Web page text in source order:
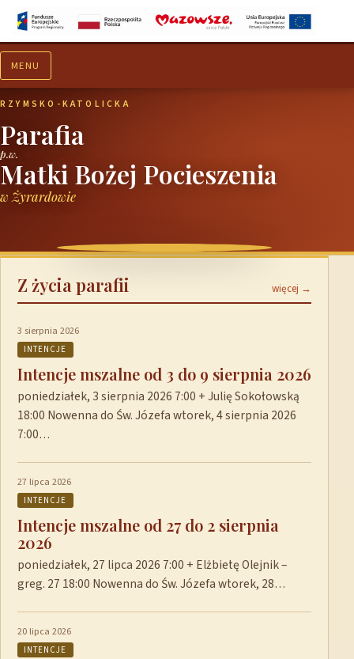
MENU
RZYMSKO-KATOLICKA
Parafia
p.w.
Matki Bożej Pocieszenia
w Żyrardowie
Z życia parafii więcej →
3 sierpnia 2026
INTENCJE
Intencje mszalne od 3 do 9 sierpnia 2026
poniedziałek, 3 sierpnia 2026 7:00 + Julię Sokołowską
18:00 Nowenna do Św. Józefa wtorek, 4 sierpnia 2026
7:00…
27 lipca 2026
INTENCJE
Intencje mszalne od 27 do 2 sierpnia
2026
poniedziałek, 27 lipca 2026 7:00 + Elżbietę Olejnik –
greg. 27 18:00 Nowenna do Św. Józefa wtorek, 28…
20 lipca 2026
INTENCJE